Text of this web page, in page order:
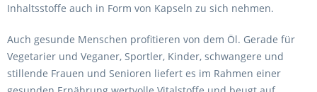
Inhaltsstoffe auch in Form von Kapseln zu sich nehmen.
Auch gesunde Menschen profitieren von dem Öl. Gerade für
Vegetarier und Veganer, Sportler, Kinder, schwangere und
stillende Frauen und Senioren liefert es im Rahmen einer